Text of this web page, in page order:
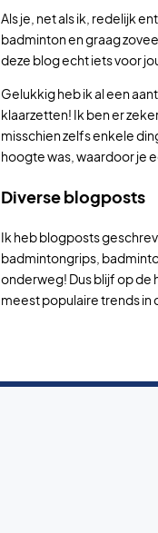
Als je, net als ik, redelijk
badminton en graag
deze blog echt iets voor
Gelukkig heb ik al een
klaarzetten! Ik ben er
misschien zelfs enkele
hoogte was, waardoor je
Diverse blogposts
Ik heb blogposts
badmintongrips,
onderweg! Dus blijf op de
meest populaire trends in